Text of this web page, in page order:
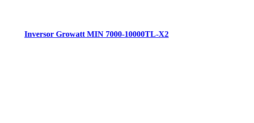
Inversor Growatt MIN 7000-10000TL-X2